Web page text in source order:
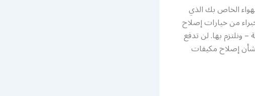
الخاص بك الذي
من خيارات إصلاح
– ونلتزم بها. لن تدفع
بشأن إصلاح مكيفات